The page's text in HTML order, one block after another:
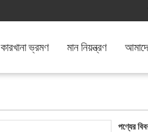
কারখানা ভ্রমণ মান নিয়ন্ত্রণ
পণ্যের